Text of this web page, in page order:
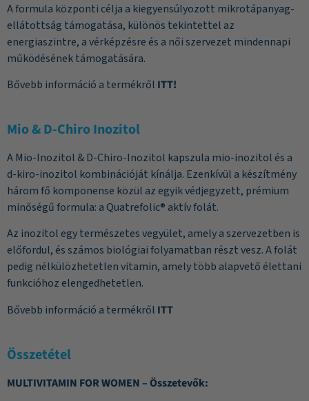
A formula központi célja a kiegyensúlyozott mikrotápanyag-
ellátottság támogatása, különös tekintettel az
energiaszintre, a vérképzésre és a női szervezet mindennapi
működésének támogatására.
Bővebb információ a termékről ITT!
Mio & D-Chiro Inozitol
A Mio-Inozitol & D-Chiro-Inozitol kapszula mio-inozitol és a
d-kiro-inozitol kombinációját kínálja. Ezenkívül a készítmény
három fő komponense közül az egyik védjegyzett, prémium
minőségű formula: a Quatrefolic® aktív folát.
Az inozitol egy természetes vegyület, amely a szervezetben is
előfordul, és számos biológiai folyamatban részt vesz. A folát
pedig nélkülözhetetlen vitamin, amely több alapvető élettani
funkcióhoz elengedhetetlen.
Bővebb információ a termékről ITT
Összetétel
MULTIVITAMIN FOR WOMEN – Összetevők: